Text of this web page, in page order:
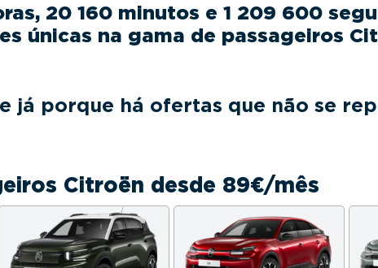
20 160 minutos e 1 209 600
únicas na gama de passageiros
já porque há ofertas que não se
Citroën desde 89€/mês